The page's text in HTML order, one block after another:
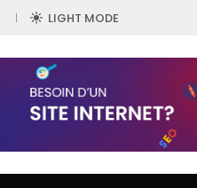
LIGHT MODE